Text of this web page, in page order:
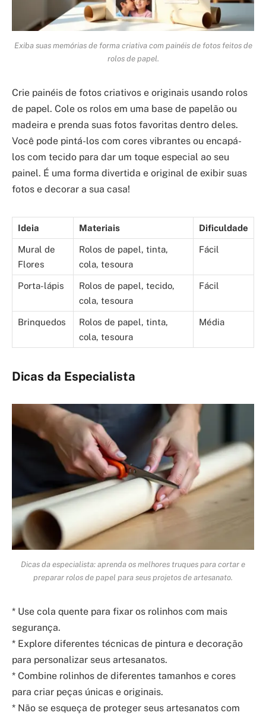
Exiba suas memórias de forma criativa com painéis de fotos feitos de
rolos de papel.
Crie painéis de fotos criativos e originais usando rolos
de papel. Cole os rolos em uma base de papelão ou
madeira e prenda suas fotos favoritas dentro deles.
Você pode pintá-los com cores vibrantes ou encapá-
los com tecido para dar um toque especial ao seu
painel. É uma forma divertida e original de exibir suas
fotos e decorar a sua casa!
Ideia Materiais Dificuldade
Mural de
Flores
Rolos de papel, tinta,
cola, tesoura
Fácil
Porta-lápis
Rolos de papel, tecido,
cola, tesoura
Fácil
Brinquedos
Rolos de papel, tinta,
cola, tesoura
Média
Dicas da Especialista
Dicas da especialista: aprenda os melhores truques para cortar e
preparar rolos de papel para seus projetos de artesanato.
* Use cola quente para fixar os rolinhos com mais
segurança.
* Explore diferentes técnicas de pintura e decoração
para personalizar seus artesanatos.
* Combine rolinhos de diferentes tamanhos e cores
para criar peças únicas e originais.
* Não se esqueça de proteger seus artesanatos com